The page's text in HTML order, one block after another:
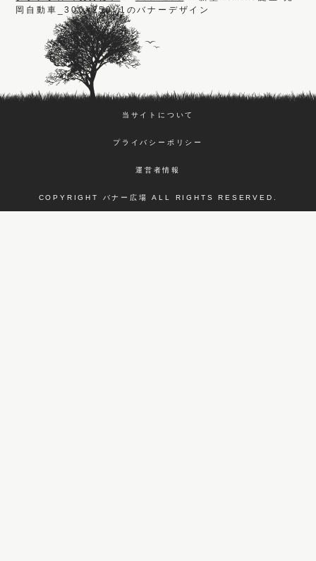
岡自動車_300×250_1のバナーデザイン
当サイトについて
プライバシーポリシー
運営者情報
COPYRIGHT バナー広場 ALL RIGHTS RESERVED.